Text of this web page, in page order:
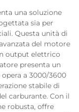
una soluzione
sia per
Questa unità di
del motore
output elettrico
presenta un
a 3000/3600
stabile di
carburante. Con il
robusta, offre